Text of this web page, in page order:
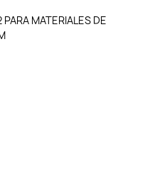
MATERIALES DE